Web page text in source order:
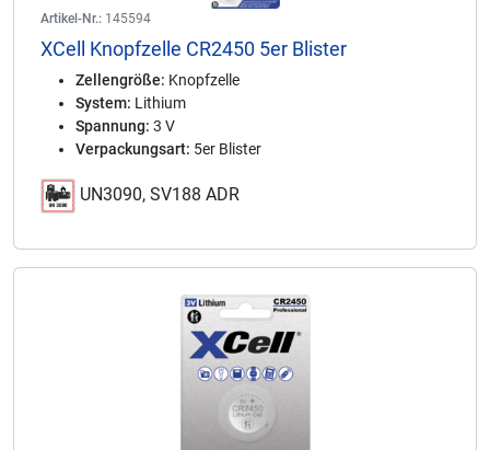
Artikel-Nr.: 145594
XCell Knopfzelle CR2450 5er Blister
Zellengröße: Knopfzelle
System: Lithium
Spannung: 3 V
Verpackungsart: 5er Blister
UN3090, SV188 ADR